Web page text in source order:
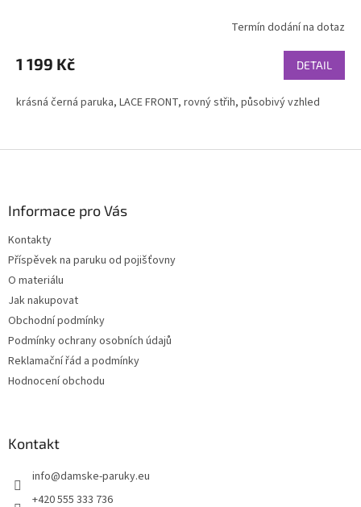
produktu
je
z
Termín dodání na dotaz
1 199 Kč DETAIL
krásná černá paruka, LACE FRONT, rovný střih, působivý vzhled
Informace pro Vás
Kontakty
Příspěvek na paruku od pojišťovny
O materiálu
Jak nakupovat
Obchodní podmínky
Podmínky ochrany osobních údajů
Reklamační řád a podmínky
Hodnocení obchodu
Kontakt
info@damske-paruky.eu
+420 555 333 736